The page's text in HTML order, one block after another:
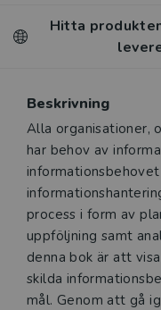
Hitta
Beskrivning
Beskrivning
Alla organisationer,
har behov av
process i form av
uppföljning samt
denna bok är att
skilda
mål. Genom att gå